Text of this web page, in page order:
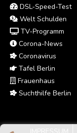
DSL-Speed-Test
Welt Schulden
TV-Programm
Corona-News
Coronavirus
Tafel Berlin
Frauenhaus
Suchthilfe Berlin